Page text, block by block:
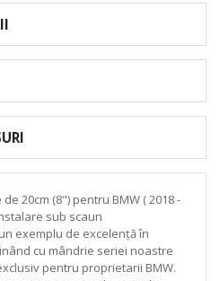
20cm (8") pentru BMW ( 2018 -
sub scaun
exemplu de excelență în
cu mândrie seriei noastre
pentru proprietarii BMW.